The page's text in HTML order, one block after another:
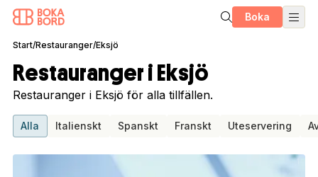
Boka
Start/Restauranger/Eksjö
Restauranger i Eksjö
Restauranger i Eksjö för alla tillfällen.
Alla Italienskt Spanskt Franskt Uteservering